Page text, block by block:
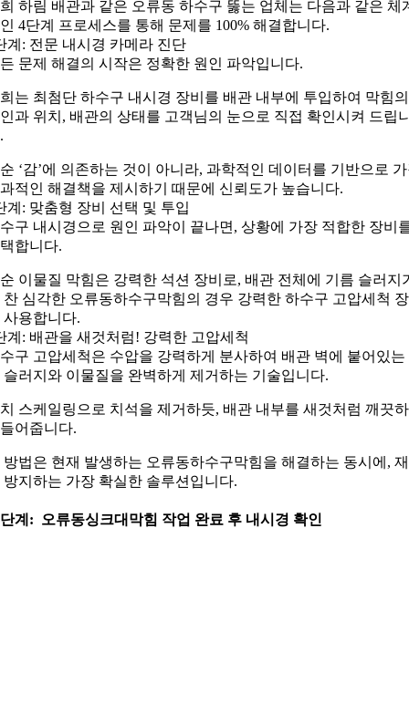
하림 배관과 같은 오류동 하수구 뚫는 업체는 다음과 같은 체
4단계 프로세스를 통해 문제를 100% 해결합니다.
계: 전문 내시경 카메라 진단
문제 해결의 시작은 정확한 원인 파악입니다.
는 최첨단 하수구 내시경 장비를 배관 내부에 투입하여 막힘의
과 위치, 배관의 상태를 고객님의 눈으로 직접 확인시켜 드립
‘감’에 의존하는 것이 아니라, 과학적인 데이터를 기반으로
적인 해결책을 제시하기 때문에 신뢰도가 높습니다.
계: 맞춤형 장비 선택 및 투입
구 내시경으로 원인 파악이 끝나면, 상황에 가장 적합한 장비
합니다.
이물질 막힘은 강력한 석션 장비로, 배관 전체에 기름 슬러지
찬 심각한 오류동하수구막힘의 경우 강력한 하수구 고압세척
사용합니다.
계: 배관을 새것처럼! 강력한 고압세척
구 고압세척은 수압을 강력하게 분사하여 배관 벽에 붙어있는
슬러지와 이물질을 완벽하게 제거하는 기술입니다.
스케일링으로 치석을 제거하듯, 배관 내부를 새것처럼 깨끗
어줍니다.
방법은 현재 발생하는 오류동하수구막힘을 해결하는 동시에,
방지하는 가장 확실한 솔루션입니다.
계: 오류동싱크대막힘 작업 완료 후 내시경 확인